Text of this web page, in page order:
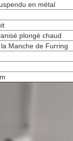
en métal
plongé chaud
Manche de Furring